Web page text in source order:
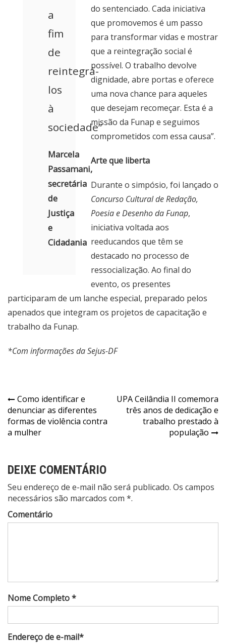
a
fim
de
reintegrá-
los
à
sociedade”
Marcela
Passamani,
secretária
de
Justiça
e
Cidadania
do sentenciado. Cada iniciativa
que promovemos é um passo
para transformar vidas e mostrar
que a reintegração social é
possível. O trabalho devolve
dignidade, abre portas e oferece
uma nova chance para aqueles
que desejam recomeçar. Esta é a
missão da Funap e seguimos
comprometidos com essa causa”.
Arte que liberta
Durante o simpósio, foi lançado o
Concurso Cultural de Redação,
Poesia e Desenho da Funap,
iniciativa voltada aos
reeducandos que têm se
destacado no processo de
ressocialização. Ao final do
evento, os presentes
participaram de um lanche especial, preparado pelos
apenados que integram os projetos de capacitação e
trabalho da Funap.
*Com informações da Sejus-DF
Navegação
de
Post
Como identificar e
denunciar as diferentes
formas de violência contra
a mulher
UPA Ceilândia II comemora
três anos de dedicação e
trabalho prestado à
população
DEIXE COMENTÁRIO
Seu endereço de e-mail não será publicado. Os campos
necessários são marcados com *.
Comentário
Nome Completo *
Endereço de e-mail*